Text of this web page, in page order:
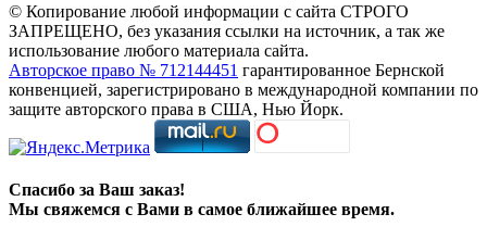
© Копирование любой информации с сайта СТРОГО
ЗАПРЕЩЕНО, без указания ссылки на источник, а так же
использование любого материала сайта.
Авторское право № 712144451 гарантированное Бернской
конвенцией, зарегистрировано в международной компании по
защите авторского права в США, Нью Йорк.
Спасибо за Ваш заказ!
Мы свяжемся с Вами в самое ближайшее время.